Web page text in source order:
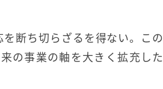
断ち切らざるを得ない。この
の事業の軸を大きく拡充した